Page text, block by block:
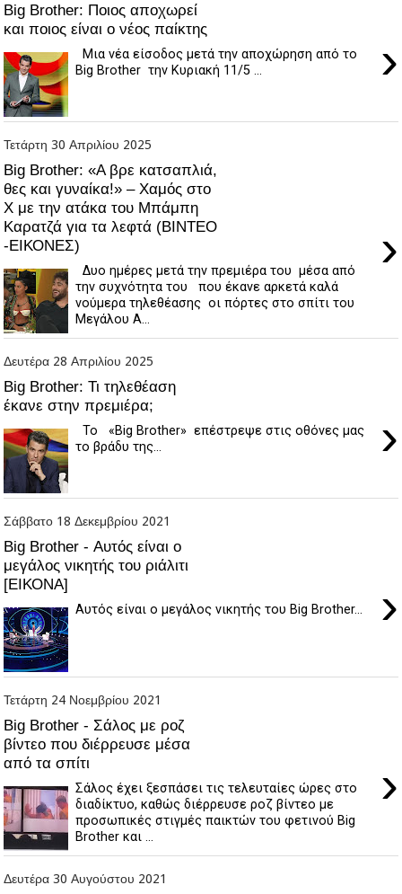
Big Brother: Ποιος αποχωρεί
και ποιος είναι ο νέος παίκτης
›
Μια νέα είσοδος μετά την αποχώρηση από το
Big Brother την Κυριακή 11/5 ...
Τετάρτη 30 Απριλίου 2025
Big Brother: «Α βρε κατσαπλιά,
θες και γυναίκα!» – Χαμός στο
Χ με την ατάκα του Μπάμπη
Καρατζά για τα λεφτά (ΒΙΝΤΕΟ
-ΕΙΚΟΝΕΣ)
›
Δυο ημέρες μετά την πρεμιέρα του μέσα από
την συχνότητα του που έκανε αρκετά καλά
νούμερα τηλεθέασης οι πόρτες στο σπίτι του
Μεγάλου Α...
Δευτέρα 28 Απριλίου 2025
Big Brother: Τι τηλεθέαση
έκανε στην πρεμιέρα;
›
Το «Big Brother» επέστρεψε στις οθόνες μας
το βράδυ της...
Σάββατο 18 Δεκεμβρίου 2021
Big Brother - Αυτός είναι ο
μεγάλος νικητής του ριάλιτι
[ΕΙΚΟΝΑ]
›
Αυτός είναι ο μεγάλος νικητής του Big Brother...
Τετάρτη 24 Νοεμβρίου 2021
Big Brother - Σάλος με ροζ
βίντεο που διέρρευσε μέσα
από τα σπίτι
›
Σάλος έχει ξεσπάσει τις τελευταίες ώρες στο
διαδίκτυο, καθώς διέρρευσε ροζ βίντεο με
προσωπικές στιγμές παικτών του φετινού Big
Brother και ...
Δευτέρα 30 Αυγούστου 2021